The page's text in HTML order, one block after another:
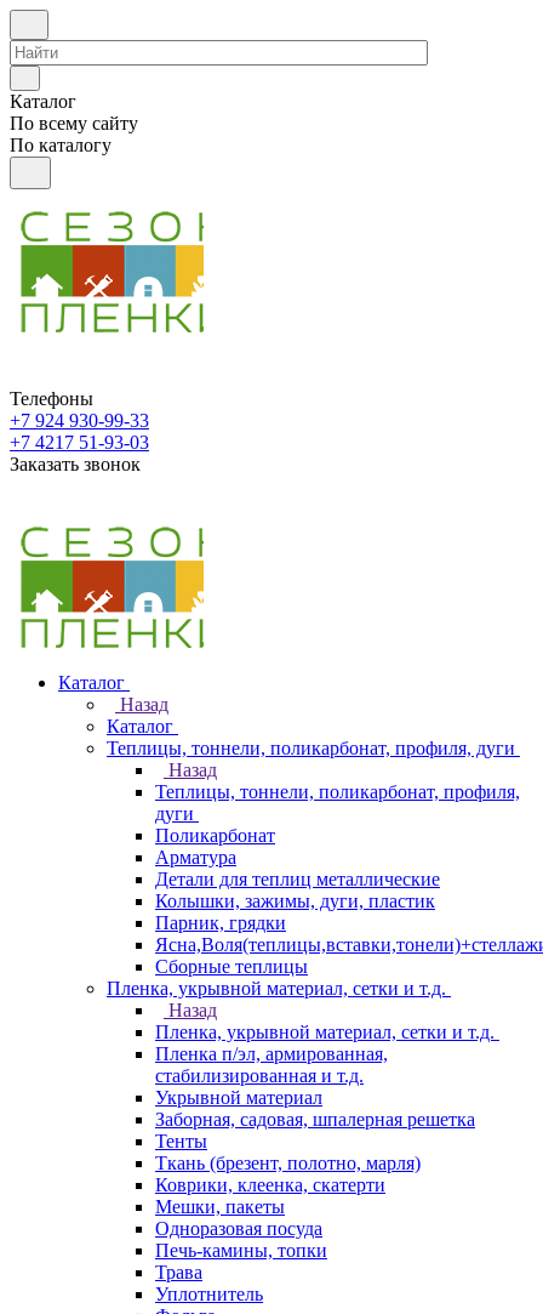
Каталог
По всему сайту
По каталогу
Телефоны
+7 924 930-99-33
+7 4217 51-93-03
Заказать звонок
Каталог
Назад
Каталог
Теплицы, тоннели, поликарбонат, профиля, дуги
Назад
Теплицы, тоннели, поликарбонат, профиля,
дуги
Поликарбонат
Арматура
Детали для теплиц металлические
Колышки, зажимы, дуги, пластик
Парник, грядки
Сборные теплицы
Пленка, укрывной материал, сетки и т.д.
Назад
Пленка, укрывной материал, сетки и т.д.
Пленка п/эл, армированная,
стабилизированная и т.д.
Укрывной материал
Заборная, садовая, шпалерная решетка
Тенты
Ткань (брезент, полотно, марля)
Коврики, клеенка, скатерти
Мешки, пакеты
Одноразовая посуда
Печь-камины, топки
Трава
Уплотнитель